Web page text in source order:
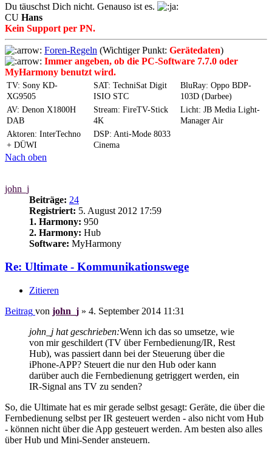
Du täuschst Dich nicht. Genauso ist es.
CU Hans
Kein Support per PN.
Foren-Regeln (Wichtiger Punkt: Gerätedaten)
Immer angeben, ob die PC-Software 7.7.0 oder
MyHarmony benutzt wird.
TV: Sony KD-
XG9505
SAT: TechniSat Digit
ISIO STC
BluRay: Oppo BDP-
103D (Darbee)
AV: Denon X1800H
DAB
Stream: FireTV-Stick
4K
Licht: JB Media Light-
Manager Air
Aktoren: InterTechno
+ DÜWI
DSP: Anti-Mode 8033
Cinema
Nach oben
john_j
Beiträge: 24
Registriert: 5. August 2012 17:59
1. Harmony: 950
2. Harmony: Hub
Software: MyHarmony
Re: Ultimate - Kommunikationswege
Zitieren
Beitrag von john_j » 4. September 2014 11:31
john_j hat geschrieben:Wenn ich das so umsetze, wie
von mir geschildert (TV über Fernbedienung/IR, Rest
Hub), was passiert dann bei der Steuerung über die
iPhone-APP? Steuert die nur den Hub oder kann
darüber auch die Fernbedienung getriggert werden, ein
IR-Signal ans TV zu senden?
So, die Ultimate hat es mir gerade selbst gesagt: Geräte, die über die
Fernbedienung selbst per IR gesteuert werden - also nicht vom Hub
- können nicht über die App gesteuert werden. Am besten also alles
über Hub und Mini-Sender ansteuern.